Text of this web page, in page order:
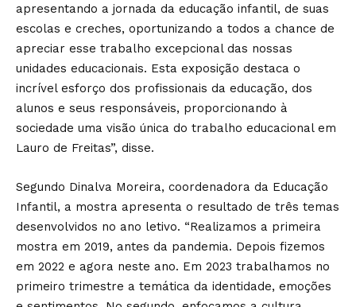
apresentando a jornada da educação infantil, de suas
escolas e creches, oportunizando a todos a chance de
apreciar esse trabalho excepcional das nossas
unidades educacionais. Esta exposição destaca o
incrível esforço dos profissionais da educação, dos
alunos e seus responsáveis, proporcionando à
sociedade uma visão única do trabalho educacional em
Lauro de Freitas”, disse.
Segundo Dinalva Moreira, coordenadora da Educação
Infantil, a mostra apresenta o resultado de três temas
desenvolvidos no ano letivo. “Realizamos a primeira
mostra em 2019, antes da pandemia. Depois fizemos
em 2022 e agora neste ano. Em 2023 trabalhamos no
primeiro trimestre a temática da identidade, emoções